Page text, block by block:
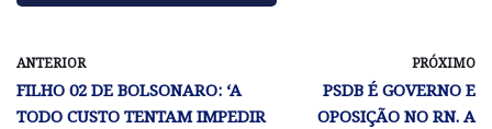
ANTERIOR
FILHO 02 DE BOLSONARO: ‘A
TODO CUSTO TENTAM IMPEDIR
PRÓXIMO
PSDB É GOVERNO E
OPOSIÇÃO NO RN. A